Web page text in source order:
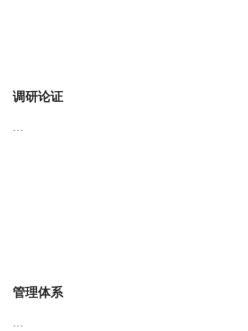
调研论证
管理体系
...